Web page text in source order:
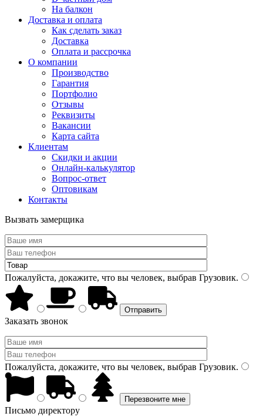
На балкон
Доставка и оплата
Как сделать заказ
Доставка
Оплата и рассрочка
О компании
Производство
Гарантия
Портфолио
Отзывы
Реквизиты
Вакансии
Карта сайта
Клиентам
Скидки и акции
Онлайн-калькулятор
Вопрос-ответ
Оптовикам
Контакты
Вызвать замерщика
Пожалуйста, докажите, что вы человек, выбрав Грузовик.
Заказать звонок
Пожалуйста, докажите, что вы человек, выбрав Грузовик.
Письмо директору